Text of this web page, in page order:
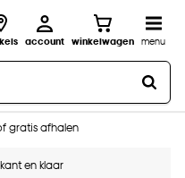
account winkelwagen menu
gratis afhalen
opmeten aan huis
en klaar